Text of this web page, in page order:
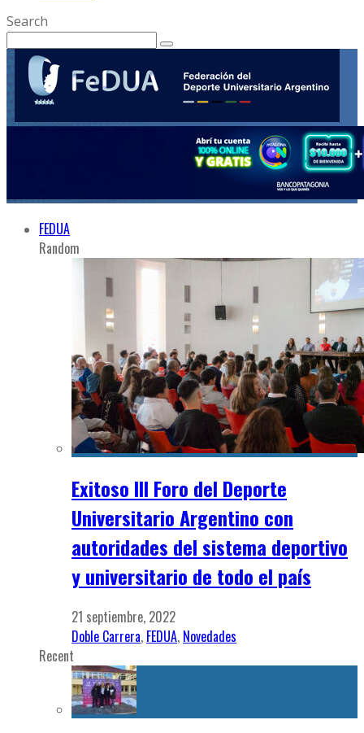
Search
FEDUA
Random
Exitoso III Foro del Deporte
Universitario Argentino con
autoridades del sistema deportivo
y universitario de todo el país
21 septiembre, 2022
Doble Carrera, FEDUA, Novedades
Recent